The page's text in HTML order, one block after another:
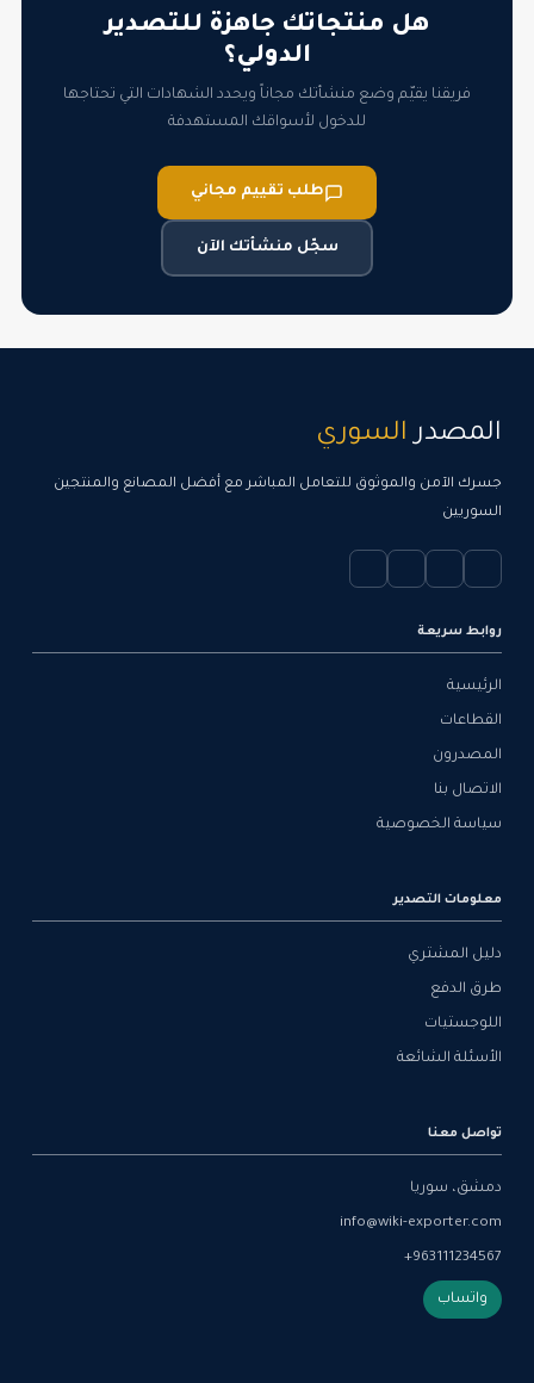
هل منتجاتك جاهزة للتصدير
الدولي؟
فريقنا يقيّم وضع منشأتك مجاناً ويحدد الشهادات التي تحتاجها
للدخول لأسواقك المستهدفة
طلب تقييم مجاني
سجّل منشأتك الآن
المصدر السوري
جسرك الآمن والموثوق للتعامل المباشر مع أفضل المصانع والمنتجين
السوريين
روابط سريعة
الرئيسية
القطاعات
المصدرون
الاتصال بنا
سياسة الخصوصية
معلومات التصدير
دليل المشتري
طرق الدفع
اللوجستيات
الأسئلة الشائعة
تواصل معنا
دمشق، سوريا
info@wiki-exporter.com
+963111234567
واتساب